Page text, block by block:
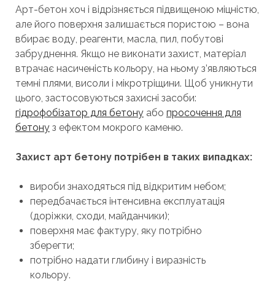
Арт-бетон хоч і відрізняється підвищеною міцністю,
але його поверхня залишається пористою – вона
вбирає воду, реагенти, масла, пил, побутові
забруднення. Якщо не виконати захист, матеріал
втрачає насиченість кольору, на ньому з’являються
темні плями, висоли і мікротріщини. Щоб уникнути
цього, застосовуються захисні засоби:
гідрофобізатор для бетонуабо просочення для
бетонуз ефектом мокрого каменю.
Захист арт бетону потрібен в таких випадках:
вироби знаходяться під відкритим небом;
передбачається інтенсивна експлуатація
(доріжки, сходи, майданчики);
поверхня має фактуру, яку потрібно
зберегти;
потрібно надати глибину і виразність
кольору.